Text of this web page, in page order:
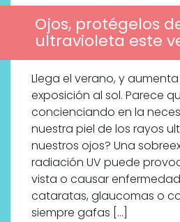
Ojos, protégelos
ultravioleta este
Llega el verano, y
exposición al sol. Parece
concienciando en la
nuestra piel de los rayos
nuestros ojos? Una
radiación UV puede
vista o causar
cataratas, glaucomas o
siempre gafas […]